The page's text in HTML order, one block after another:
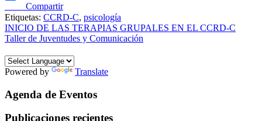
____ Compartir
Etiquetas: CCRD-C, psicología
Navegación
de
entradas
INICIO DE LAS TERAPIAS GRUPALES EN EL CCRD-C
Taller de Juventudes y Comunicación
Powered by Translate
Agenda de Eventos
Publicaciones recientes